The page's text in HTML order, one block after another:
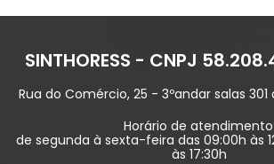
SINTHORESS - CNPJ
Rua do Comércio, 25 - 3ºandar salas 301
Horário de atendimento:
de segunda à sexta-feira das 09:00h às
às 17:30h